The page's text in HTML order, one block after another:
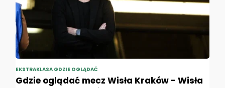
EKSTRAKLASA GDZIE OGLĄDAĆ
Gdzie oglądać mecz Wisła Kraków - Wisła